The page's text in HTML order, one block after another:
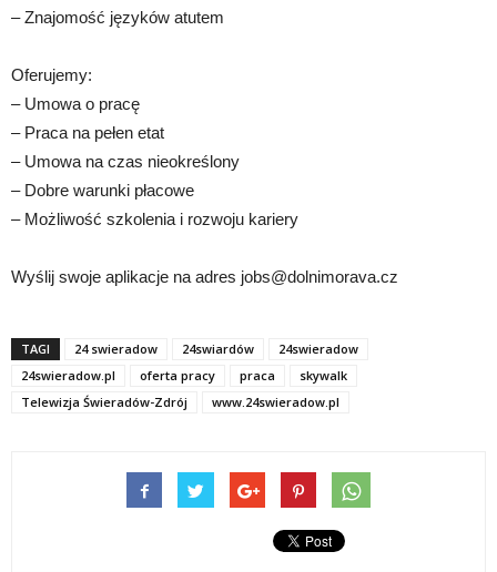
– Znajomość języków atutem
Oferujemy:
– Umowa o pracę
– Praca na pełen etat
– Umowa na czas nieokreślony
– Dobre warunki płacowe
– Możliwość szkolenia i rozwoju kariery
Wyślij swoje aplikacje na adres jobs@dolnimorava.cz
TAGI 24 swieradow 24swiardów
24swieradow
24swieradow.pl
oferta pracy praca
skywalk
Telewizja Świeradów-Zdrój
www.24swieradow.pl